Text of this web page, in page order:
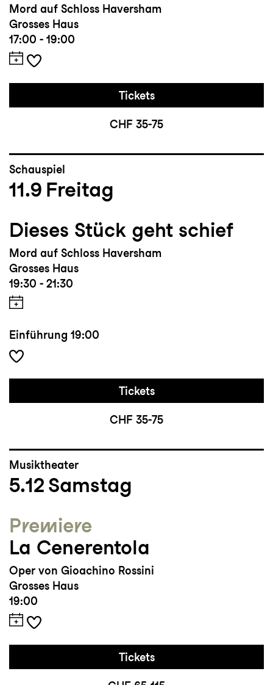
Mord auf Schloss Haversham
Grosses Haus
17:00 - 19:00
Tickets
CHF 35-75
Schauspiel
11.9 Freitag
Dieses Stück geht schief
Mord auf Schloss Haversham
Grosses Haus
19:30 - 21:30
Einführung 19:00
Tickets
CHF 35-75
Musiktheater
5.12 Samstag
Premiere
La Cenerentola
Oper von Gioachino Rossini
Grosses Haus
19:00
Tickets